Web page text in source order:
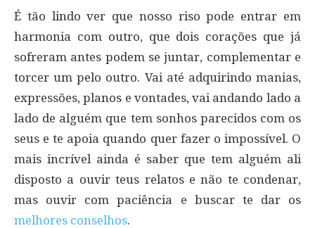
É tão lindo ver que nosso riso pode entrar em
harmonia com outro, que dois corações que já
sofreram antes podem se juntar, complementar e
torcer um pelo outro. Vai até adquirindo manias,
expressões, planos e vontades, vai andando lado a
lado de alguém que tem sonhos parecidos com os
seus e te apoia quando quer fazer o impossível. O
mais incrível ainda é saber que tem alguém ali
disposto a ouvir teus relatos e não te condenar,
mas ouvir com paciência e buscar te dar os
melhores conselhos.